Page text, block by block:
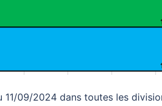
09/2024 dans toutes les